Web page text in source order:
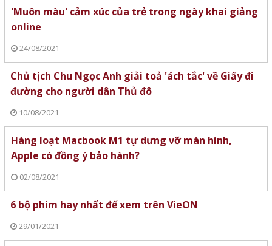
'Muôn màu' cảm xúc của trẻ trong ngày khai giảng
online
24/08/2021
Chủ tịch Chu Ngọc Anh giải toả 'ách tắc' về Giấy đi
đường cho người dân Thủ đô
10/08/2021
Hàng loạt Macbook M1 tự dưng vỡ màn hình,
Apple có đồng ý bảo hành?
02/08/2021
6 bộ phim hay nhất để xem trên VieON
29/01/2021